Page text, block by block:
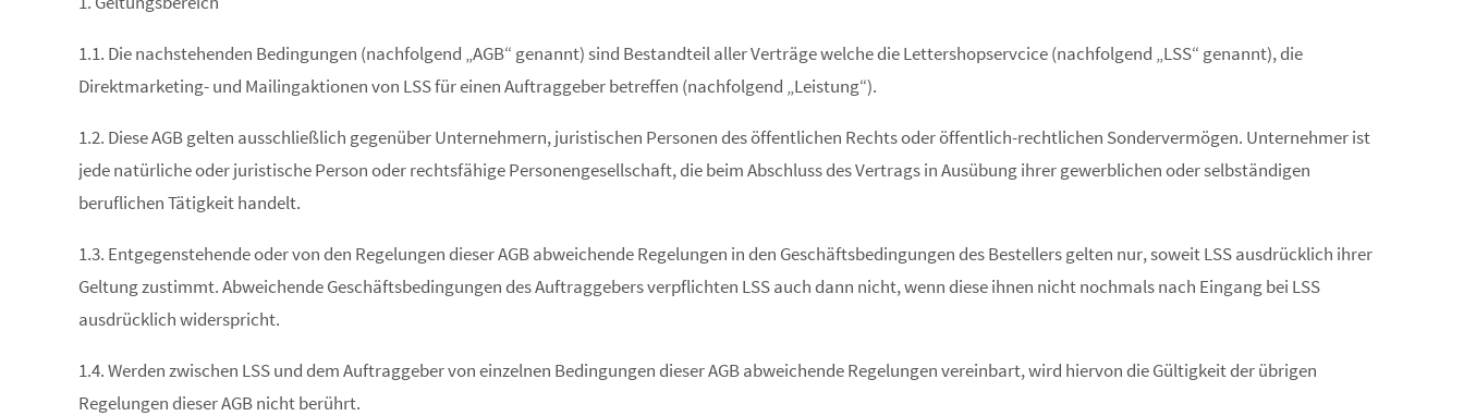
1.1. Die nachstehenden Bedingungen (nachfolgend „AGB“ genannt) sind Bestandteil aller Verträge welche die Lettershopservcice (nachfolgend „LSS“ genannt), die
Direktmarketing- und Mailingaktionen von LSS für einen Auftraggeber betreffen (nachfolgend „Leistung“).
1.2. Diese AGB gelten ausschließlich gegenüber Unternehmern, juristischen Personen des öffentlichen Rechts oder öffentlich-rechtlichen Sondervermögen. Unternehmer ist
jede natürliche oder juristische Person oder rechtsfähige Personengesellschaft, die beim Abschluss des Vertrags in Ausübung ihrer gewerblichen oder selbständigen
beruflichen Tätigkeit handelt.
1.3. Entgegenstehende oder von den Regelungen dieser AGB abweichende Regelungen in den Geschäftsbedingungen des Bestellers gelten nur, soweit LSS ausdrücklich ihrer
Geltung zustimmt. Abweichende Geschäftsbedingungen des Auftraggebers verpflichten LSS auch dann nicht, wenn diese ihnen nicht nochmals nach Eingang bei LSS
ausdrücklich widerspricht.
1.4. Werden zwischen LSS und dem Auftraggeber von einzelnen Bedingungen dieser AGB abweichende Regelungen vereinbart, wird hiervon die Gültigkeit der übrigen
Regelungen dieser AGB nicht berührt.